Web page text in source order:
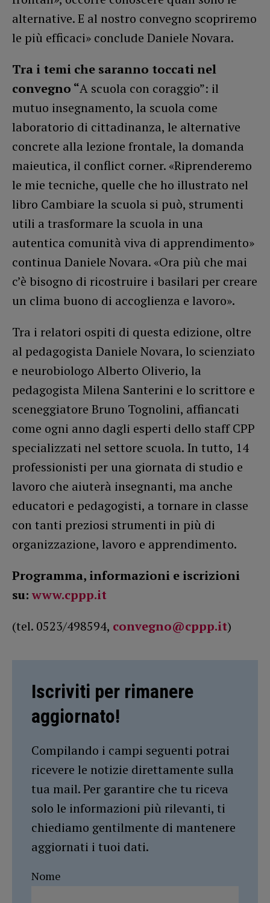
alternative. E al nostro convegno scopriremo
le più efficaci» conclude Daniele Novara.
Tra i temi che saranno toccati nel
convegno “A scuola con coraggio”: il
mutuo insegnamento, la scuola come
laboratorio di cittadinanza, le alternative
concrete alla lezione frontale, la domanda
maieutica, il conflict corner. «Riprenderemo
le mie tecniche, quelle che ho illustrato nel
libro Cambiare la scuola si può, strumenti
utili a trasformare la scuola in una
autentica comunità viva di apprendimento»
continua Daniele Novara. «Ora più che mai
c’è bisogno di ricostruire i basilari per creare
un clima buono di accoglienza e lavoro».
Tra i relatori ospiti di questa edizione, oltre
al pedagogista Daniele Novara, lo scienziato
e neurobiologo Alberto Oliverio, la
pedagogista Milena Santerini e lo scrittore e
sceneggiatore Bruno Tognolini, affiancati
come ogni anno dagli esperti dello staff CPP
specializzati nel settore scuola. In tutto, 14
professionisti per una giornata di studio e
lavoro che aiuterà insegnanti, ma anche
educatori e pedagogisti, a tornare in classe
con tanti preziosi strumenti in più di
organizzazione, lavoro e apprendimento.
Programma, informazioni e iscrizioni
su: www.cppp.it
(tel. 0523/498594, convegno@cppp.it)
Iscriviti per rimanere
aggiornato!
Compilando i campi seguenti potrai
ricevere le notizie direttamente sulla
tua mail. Per garantire che tu riceva
solo le informazioni più rilevanti, ti
chiediamo gentilmente di mantenere
aggiornati i tuoi dati.
Nome